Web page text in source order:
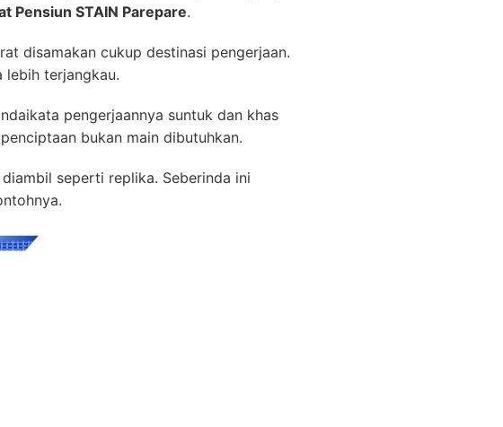
Pensiun STAIN Parepare.
disamakan cukup destinasi pengerjaan.
lebih terjangkau.
pengerjaannya suntuk dan khas
bukan main dibutuhkan.
seperti replika. Seberinda ini